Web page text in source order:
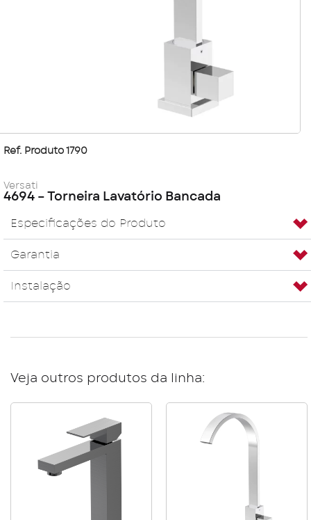
Ref. Produto 1790
Versati
4694 – Torneira Lavatório Bancada
Especificações do Produto
Garantia
Instalação
Veja outros produtos da linha: